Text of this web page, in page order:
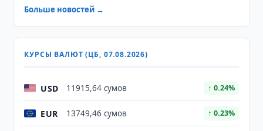
Больше новостей →
КУРСЫ ВАЛЮТ (ЦБ, 07.08.2026)
USD 11915,64 сумов ↑ 0.24%
EUR 13749,46 сумов ↑ 0.23%